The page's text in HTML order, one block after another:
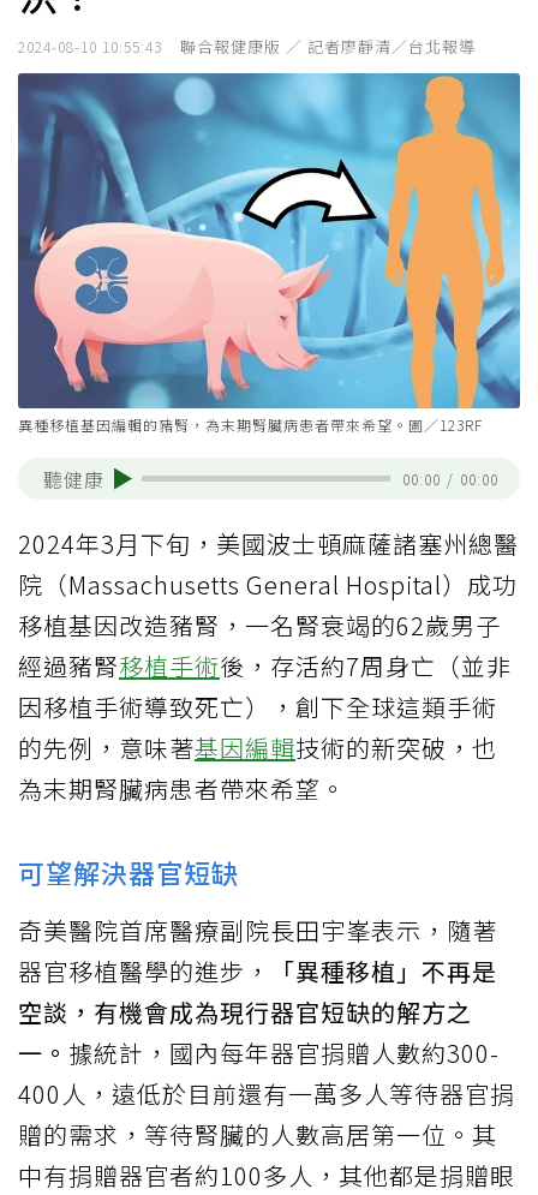
2024-08-10 10:55:43 聯合報健康版 ／ 記者廖靜清／台北報導
異種移植基因編輯的豬腎，為末期腎臟病患者帶來希望。圖／123RF
聽健康 00:00 / 00:00
2024年3月下旬，美國波士頓麻薩諸塞州總醫
院（Massachusetts General Hospital）成功
移植基因改造豬腎，一名腎衰竭的62歲男子
經過豬腎移植手術後，存活約7周身亡（並非
因移植手術導致死亡），創下全球這類手術
的先例，意味著基因編輯技術的新突破，也
為末期腎臟病患者帶來希望。
可望解決器官短缺
奇美醫院首席醫療副院長田宇峯表示，隨著
器官移植醫學的進步，
「異種移植」不再是
空談，有機會成為現行器官短缺的解方之
一。 據統計，國內每年器官捐贈人數約300-
400人，遠低於目前還有一萬多人等待器官捐
贈的需求，等待腎臟的人數高居第一位。其
中有捐贈器官者約100多人，其他都是捐贈眼